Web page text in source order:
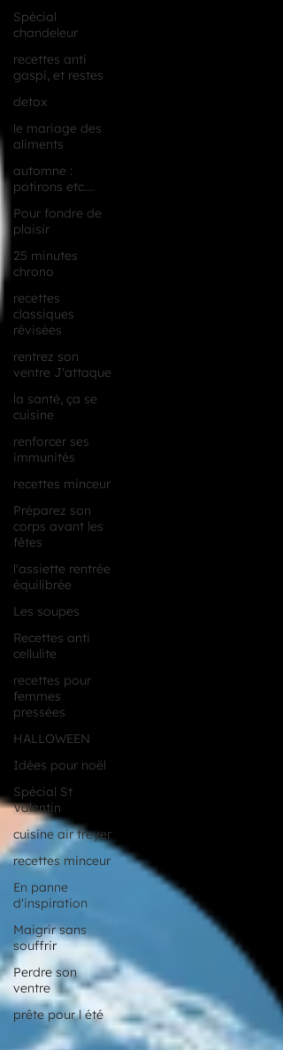
Spécial
chandeleur
recettes anti
gaspi, et restes
detox
le mariage des
aliments
automne :
potirons etc....
Pour fondre de
plaisir
25 minutes
chrono
recettes
classiques
révisées
rentrez son
ventre J'attaque
la santé, ça se
cuisine
renforcer ses
immunités
recettes minceur
Préparez son
corps avant les
fêtes
l'assiette rentrée
équilibrée
Les soupes
Recettes anti
cellulite
recettes pour
femmes
pressées
HALLOWEEN
Idées pour noël
Spécial St
Valentin
cuisine air freyer
recettes minceur
En panne
d'inspiration
Maigrir sans
souffrir
Perdre son
ventre
prête pour l été